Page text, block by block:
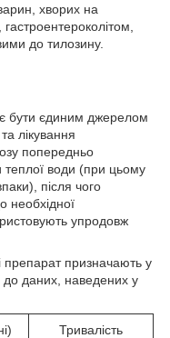
хворих на
до тилозину.
бути єдиним джерелом
лікування
попередньо
теплої води (при цьому
після чого
необхідної
упродовж
препарат призначають у
до даних, наведених у
Тривалість